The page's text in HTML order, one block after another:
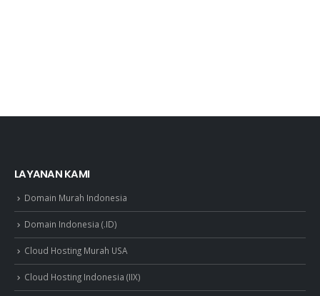
LAYANAN KAMI
Domain Murah Indonesia
Domain Indonesia (.ID)
Cloud Hosting Murah USA
Cloud Hosting Indonesia (IIX)